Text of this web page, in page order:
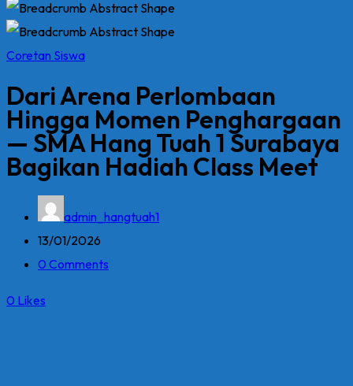
Coretan Siswa
Dari Arena Perlombaan
Hingga Momen Penghargaan
— SMA Hang Tuah 1 Surabaya
Bagikan Hadiah Class Meet
admin_hangtuah1
13/01/2026
0 Comments
0 Likes